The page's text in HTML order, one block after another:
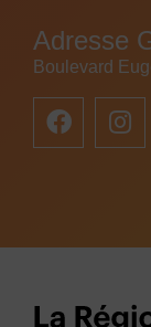
Adresse
Boulevard